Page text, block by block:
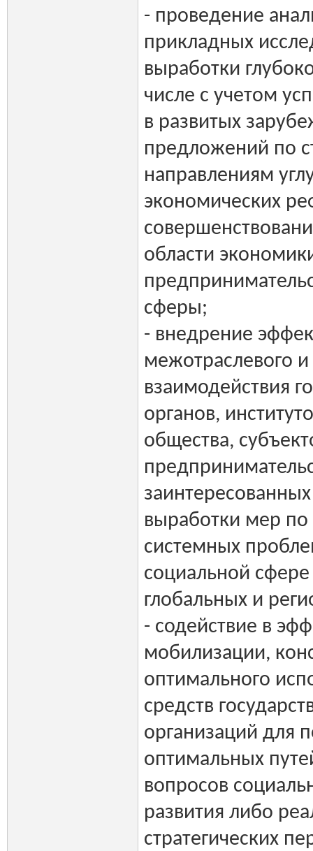
- проведение
прикладных
выработки
числе с учетом
в развитых
предложений по
направлениям
экономических
области
сферы;
- внедрение
межотраслевого
взаимодействия
органов,
общества,
выработки мер
системных
социальной
глобальных и
- содействие в
мобилизации,
оптимального
средств
организаций для
оптимальных
вопросов
развития либо
стратегических